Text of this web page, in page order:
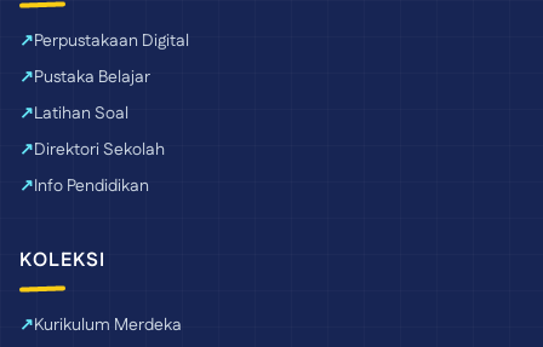
Perpustakaan Digital
Pustaka Belajar
Latihan Soal
Direktori Sekolah
Info Pendidikan
KOLEKSI
Kurikulum Merdeka